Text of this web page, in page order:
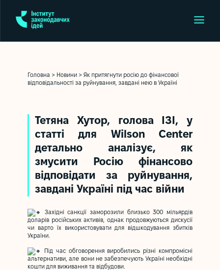
Головна > Новини > Як притягнути росію до фінансової
відповідальності за руйнування, завдані нею в Україні
Тетяна Хутор, голова ІЗІ, у
статті для Wilson Center
детально аналізує, як
змусити Росію фінансово
відповідати за руйнування,
завдані Україні під час війни
Західні санкції заморозили близько 300 мільярдів
доларів російських активів, однак продовжуються дискусії
чи варто їх використовувати для відшкодування збитків
України.
Під час обговорення виробились різні компромісні
альтернативи, але вони не забезпечують Україні необхідні
кошти для виживання та відбудови.